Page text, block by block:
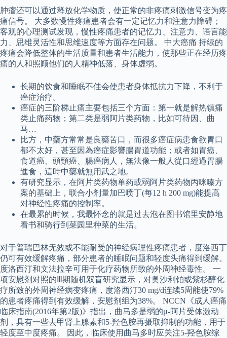
肿瘤还可以通过释放化学物质，使正常的非疼痛刺激信号变为疼
痛信号。 大多数慢性疼痛患者会有一定记忆力和注意力障碍；
客观的心理测试发现，慢性疼痛患者的记忆力、注意力、语言能
力、思维灵活性和思维速度等方面存在问题。 中大癌痛 持续的
疼痛会降低整体的生活质量和患者生活能力，使那些正在经历疼
痛的人和照顾他们的人精神低落、身体虚弱。
长期的饮食和睡眠不佳会使患者身体抵抗力下降，不利于
癌症治疗。
癌症的三阶梯止痛主要包括三个方面：第一就是解热镇痛
类止痛药物；第二类是弱阿片类药物，比如可待因、曲
马…
比方，中藥方常常是良藥苦口，而很多癌症病患食欲胃口
都不太好，甚至因為癌症影響腸胃道功能；或者如胃癌、
食道癌、頭頸癌、腸癌病人，無法像一般人從口經過胃腸
進食，這時中藥就無用武之地。
有研究显示，在阿片类药物单药或弱阿片类药物丙咪嗪方
案的基础上，联合小剂量加巴喷丁(每12 h 200 mg)能提高
对神经性疼痛的控制率。
在最累的时候，我最怀念的就是过去泡在图书馆里安静地
看书和骑行到菜园里种菜的生活。
对于普瑞巴林无效或不能耐受的神经病理性疼痛患者，度洛西丁
仍可有效缓解疼痛，部分患者的睡眠问题和轻度头痛得到缓解。
度洛西汀和文法拉辛可用于化疗药物所致的外周神经毒性。 一
项安慰剂对照的Ⅲ期随机双盲研究显示，对奥沙利铂或紫杉醇化
疗所致的外周神经病变疼痛，度洛西汀30 mg/d连续5周能使79%
的患者疼痛得到有效缓解，安慰剂组为38%。 NCCN《成人癌痛
临床指南(2016年第2版)》指出，曲马多是弱的μ-阿片受体激动
剂，具有一些去甲肾上腺素和5-羟色胺再摄取抑制的功能，用于
轻度至中度疼痛。 因此，临床使用曲马多时应关注5-羟色胺综